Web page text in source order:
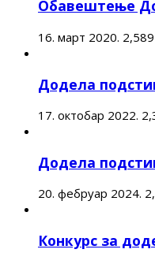
Обавештење
16. март 2020. 2,589
Додела
17. октобар 2022.
Додела
20. фебруар 2024.
Конкурс за